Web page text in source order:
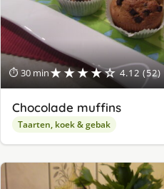
⏱ 30 min★★★★☆ 4.12 (52)
Chocolade muffins
Taarten, koek & gebak